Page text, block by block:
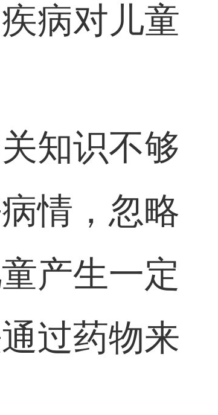
病对儿童
知识不够
情，忽略
产生一定
过药物来